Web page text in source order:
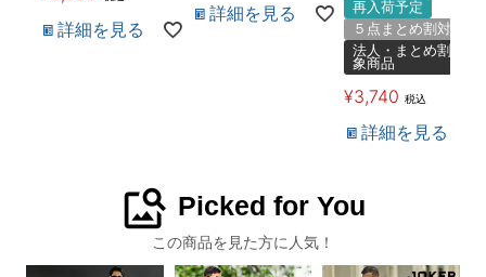
詳細を見る
詳細を見る
再入荷予定
５点まとめ割対象
法人・まとめ割対
象商品
¥3,740 税込
詳細を見る
image_search Picked for You
この商品を見た方に人気！